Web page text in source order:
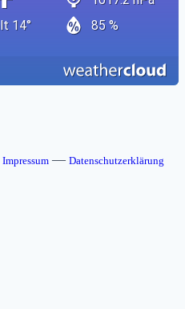
Impressum — Datenschutzerklärung